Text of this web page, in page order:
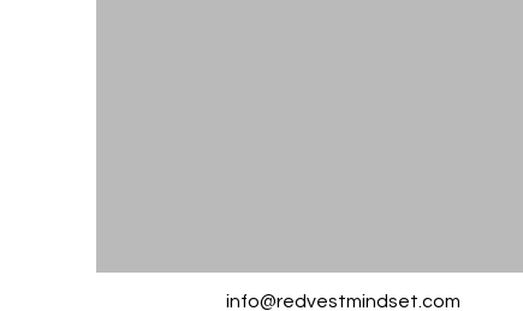
info@redvestmindset.com